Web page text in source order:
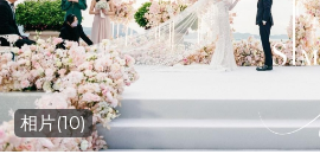
相片(10)